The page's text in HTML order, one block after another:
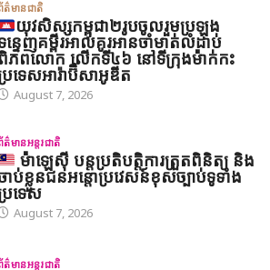
ត៌មានជាតិ
យុវសិស្សកម្ពុជា២រូបចូលរួមប្រឡង
ន្ទេញគម្ពីរអាល់គូរអានចាំមាត់លំដាប់
ពិភពលោក លើកទី៤៦ នៅទីក្រុងម៉ាក់កះ
រទេសអារ៉ាប៊ីសាអូឌីត
August 7, 2026
ត៌មានអន្តរជាតិ
ម៉ាឡេស៊ី បន្តប្រតិបត្តិការត្រួតពិនិត្យ និង
ាប់ខ្លួនជនអន្តោប្រវេសន៍ខុសច្បាប់ទូទាំង
រទេស
August 7, 2026
ត៌មានអន្តរជាតិ